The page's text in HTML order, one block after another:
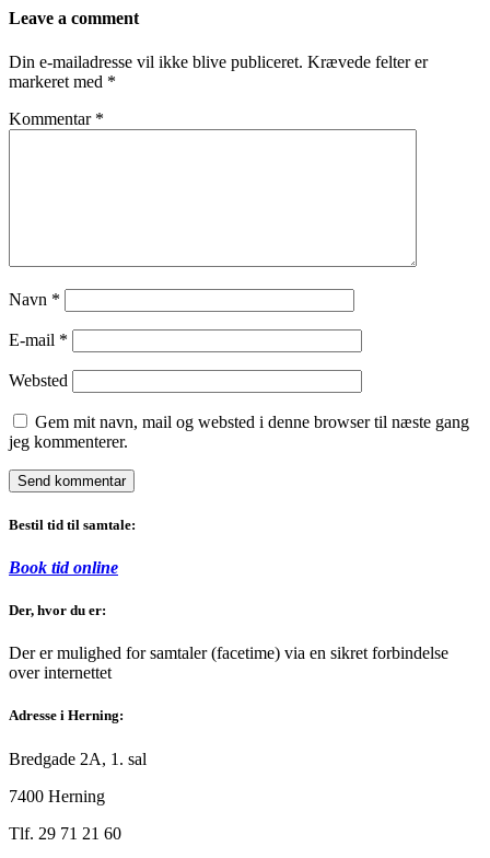
Leave a comment
Din e-mailadresse vil ikke blive publiceret. Krævede felter er
markeret med *
Kommentar *
Navn *
E-mail *
Websted
Gem mit navn, mail og websted i denne browser til næste gang
jeg kommenterer.
Bestil tid til samtale:
Book tid online
Der, hvor du er:
Der er mulighed for samtaler (facetime) via en sikret forbindelse
over internettet
Adresse i Herning:
Bredgade 2A, 1. sal
7400 Herning
Tlf. 29 71 21 60